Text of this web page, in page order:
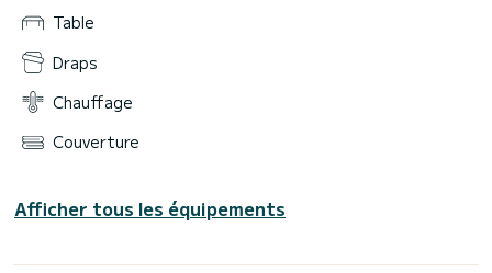
Table
Draps
Chauffage
Couverture
Afficher tous les équipements